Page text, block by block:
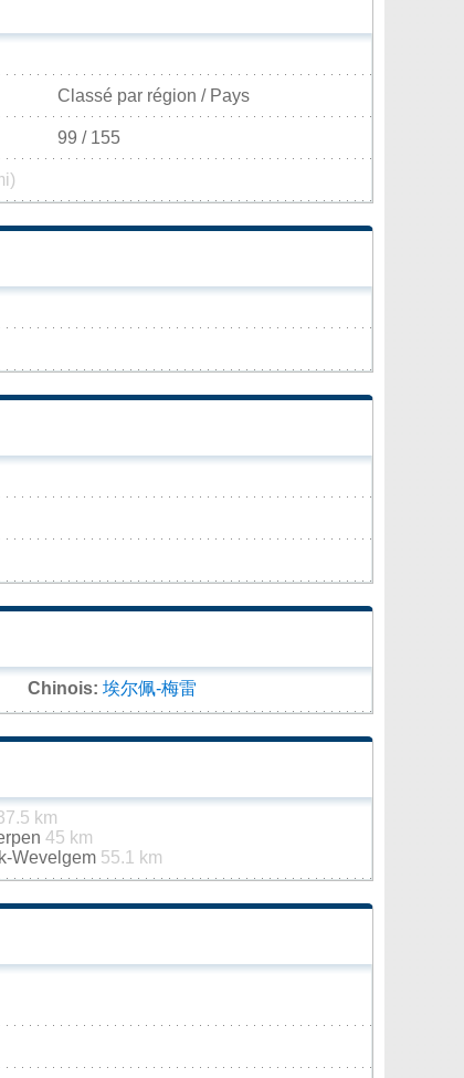
Classé par région / Pays
99 / 155
Chinois: 埃尔佩-梅雷
km
45 km
Wevelgem 55.1 km